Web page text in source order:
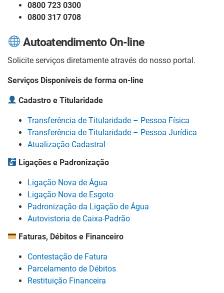
0800 723 0300
0800 317 0708
Autoatendimento On-line
Solicite serviços diretamente através do nosso portal.
Serviços Disponíveis de forma on-line
Cadastro e Titularidade
Transferência de Titularidade – Pessoa Física
Transferência de Titularidade – Pessoa Jurídica
Atualização Cadastral
Ligações e Padronização
Ligação Nova de Água
Ligação Nova de Esgoto
Padronização da Ligação de Água
Autovistoria de Caixa-Padrão
Faturas, Débitos e Financeiro
Contestação de Fatura
Parcelamento de Débitos
Restituição Financeira